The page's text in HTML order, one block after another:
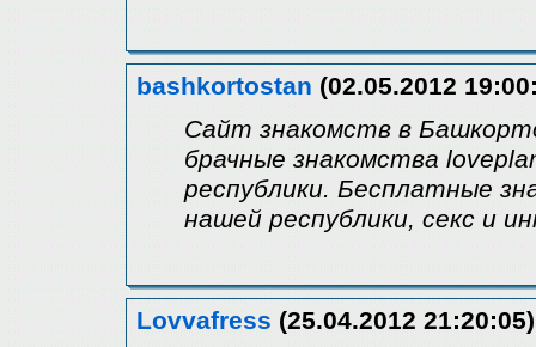
bashkortostan (02.05.2012
Сайт знакомств в
брачные знакомства
республики. Бесплатные
нашей республики, секс и
Lovvafress (25.04.2012 21:20:05)